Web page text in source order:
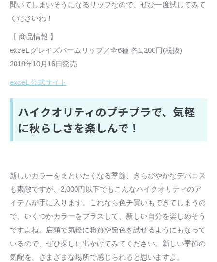
聞いてしまいそうになるリップなので、ぜひ一度試してみて
くださいね！
【 商品情報 】
exceL グレイズバームリップ／全6種 各1,200円(税抜)
2018年10月16日発売
exceL 公式サイト
ハイクオリティのプチプラで、気軽
に秋らしさを楽しんで！
新しいカラーをまといたくなる季節、きらびやかなデパコス
も素敵ですが、2,000円以下でもこんなハイクオリティのア
イテムが手に入ります。これなら色チ買いもできてしまうの
で、いくつかカラーをプラスして、新しい自分を楽しめそう
ですよね。店頭で気軽に粉質や発色を試せるようにもなって
いるので、ぜひ探しに出かけてみてください。新しい季節の
気配を、さまざまな場所で感じられると思いますよ。